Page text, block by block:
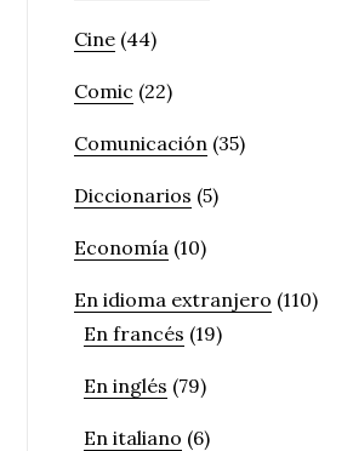
Cine (44)
Comic (22)
Comunicación (35)
Diccionarios (5)
Economía (10)
En idioma extranjero (110)
En francés (19)
En inglés (79)
En italiano (6)